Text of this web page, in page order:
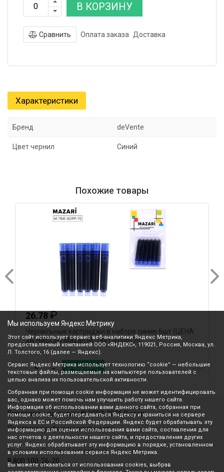
В КОРЗИНУ
Сравнить Оплата заказа Доставка
Характеристики
Бренд deVente
Цвет чернил Синий
Похожие товары
26.78₽
Чернильные картриджи в наборе синие 6шт (ЦЕНА
ЗА НАБОР) Mazari М-7941-6орр-70
В корзину
Все права защищены © 2003-2026 Вилор
Политика конфиденциальности
Звонок по России бесплатный
8 800 100-26-20
Мы используем Яндекс Метрику
Этот сайт использует сервис веб-аналитики Яндекс Метрика,
предоставляемый компанией ООО «ЯНДЕКС», 119021, Россия, Москва, ул.
Л. Толстого, 16 (далее — Яндекс).
Сервис Яндекс Метрика использует технологию “cookie” — небольшие
текстовые файлы, размещаемые на компьютере пользователей с
целью анализа их пользовательской активности.
Собранная при помощи cookie информация не может идентифицировать
вас, однако может помочь нам улучшить работу нашего сайта.
Информация об использовании вами данного сайта, собранная при
помощи cookie, будет передаваться Яндексу и храниться на сервере
Яндекса в ЕС и Российской Федерации. Яндекс будет обрабатывать эту
информацию для оценки использования вами сайта, составления для
нас отчетов о деятельности нашего сайта, и предоставления других
услуг. Яндекс обрабатывает эту информацию в порядке, установленном
в условиях использования сервиса Яндекс Метрика.
Вы можете отказаться от использования cookies, выбрав